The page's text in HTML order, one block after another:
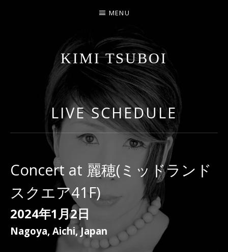
KIMI TSUBOI
名古屋のJAZZ PIANIST
MENU
LIVE SCHEDULE
Concert at 麗穂(ミッドランド
スクエア41F)
2024年1月2日
Nagoya, Aichi, Japan